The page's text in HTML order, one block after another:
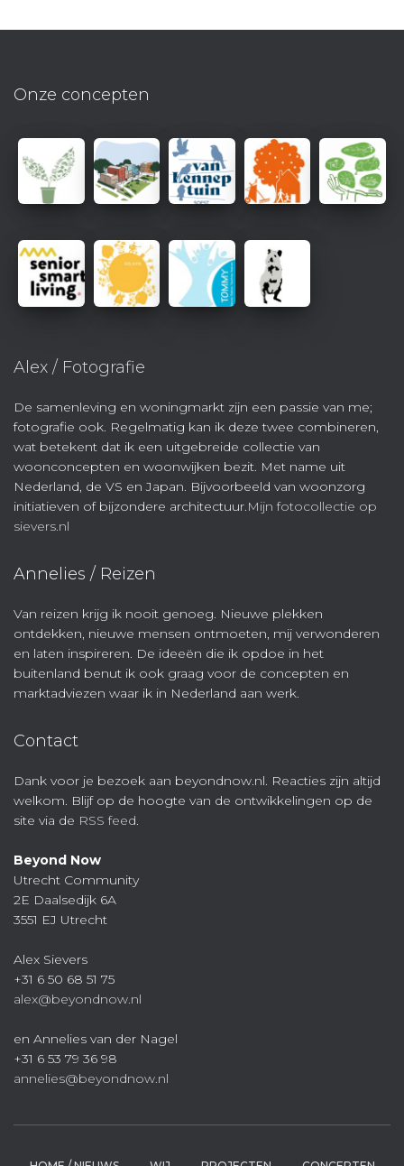
Onze concepten
Alex / Fotografie
De samenleving en woningmarkt zijn een passie van me;
fotografie ook. Regelmatig kan ik deze twee combineren,
wat betekent dat ik een uitgebreide collectie van
woonconcepten en woonwijken bezit. Met name uit
Nederland, de VS en Japan. Bijvoorbeeld van woonzorg
initiatieven of bijzondere architectuur.Mijn fotocollectie op
sievers.nl
Annelies / Reizen
Van reizen krijg ik nooit genoeg. Nieuwe plekken
ontdekken, nieuwe mensen ontmoeten, mij verwonderen
en laten inspireren. De ideeën die ik opdoe in het
buitenland benut ik ook graag voor de concepten en
marktadviezen waar ik in Nederland aan werk.
Contact
Dank voor je bezoek aan beyondnow.nl. Reacties zijn altijd
welkom. Blijf op de hoogte van de ontwikkelingen op de
site via de RSS feed.
Beyond Now
Utrecht Community
2E Daalsedijk 6A
3551 EJ Utrecht
Alex Sievers
+31 6 50 68 51 75
alex@beyondnow.nl
en Annelies van der Nagel
+31 6 53 79 36 98
annelies@beyondnow.nl